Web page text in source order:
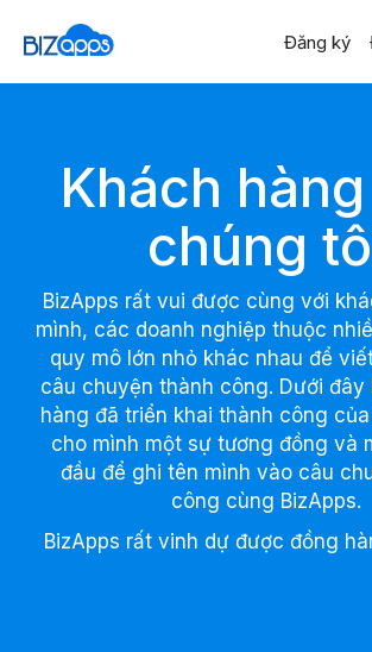
Đăng ký
Trang chủ
Khách hàng
Khách
chúng
BizApps rất vui được cùng với
mình, các doanh nghiệp thuộc
quy mô lớn nhỏ khác nhau để
câu chuyện thành công. Dưới đây
hàng đã triển khai thành công
cho mình một sự tương đồng và
đầu để ghi tên mình vào câu
công cùng BizApps.
BizApps rất vinh dự được đồng